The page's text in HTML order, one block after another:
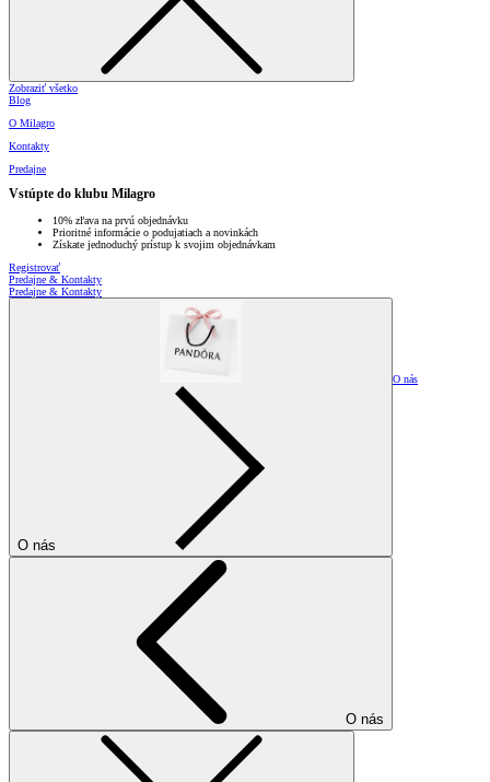
Zobraziť všetko
Blog
O Milagro
Kontakty
Predajne
Vstúpte do klubu Milagro
10% zľava na prvú objednávku
Prioritné informácie o podujatiach a novinkách
Získate jednoduchý prístup k svojim objednávkam
Registrovať
Predajne & Kontakty
Predajne & Kontakty
O nás
O nás
O nás